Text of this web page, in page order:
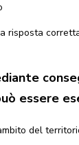
risposta
essere
del